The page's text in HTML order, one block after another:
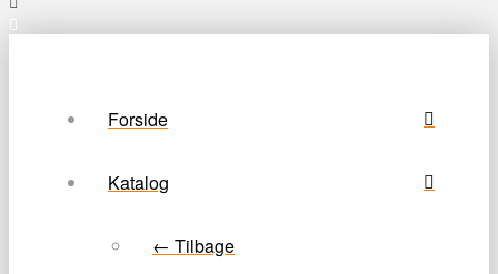
Forside
Katalog
← Tilbage